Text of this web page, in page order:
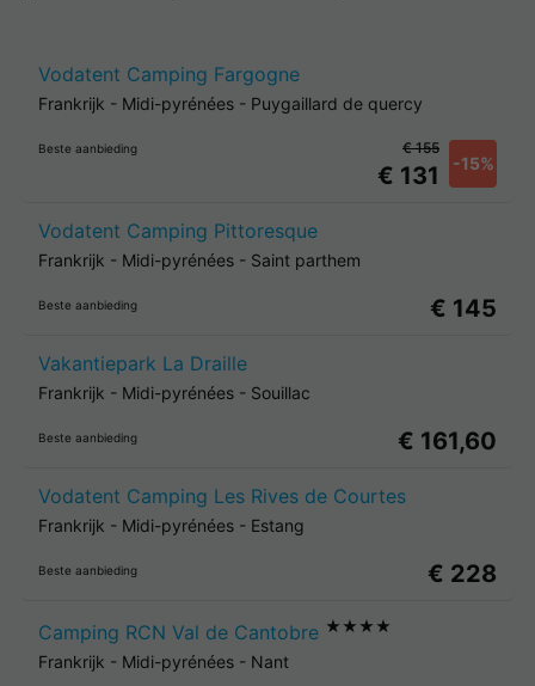
Vodatent Camping Fargogne
Frankrijk - Midi-pyrénées - Puygaillard de quercy
Beste aanbieding
€ 131 -15%
€ 155
Vodatent Camping Pittoresque
Frankrijk - Midi-pyrénées - Saint parthem
Beste aanbieding € 145
Vakantiepark La Draille
Frankrijk - Midi-pyrénées - Souillac
Beste aanbieding € 161,60
Vodatent Camping Les Rives de Courtes
Frankrijk - Midi-pyrénées - Estang
Beste aanbieding € 228
Camping RCN Val de Cantobre ★★★★
Frankrijk - Midi-pyrénées - Nant